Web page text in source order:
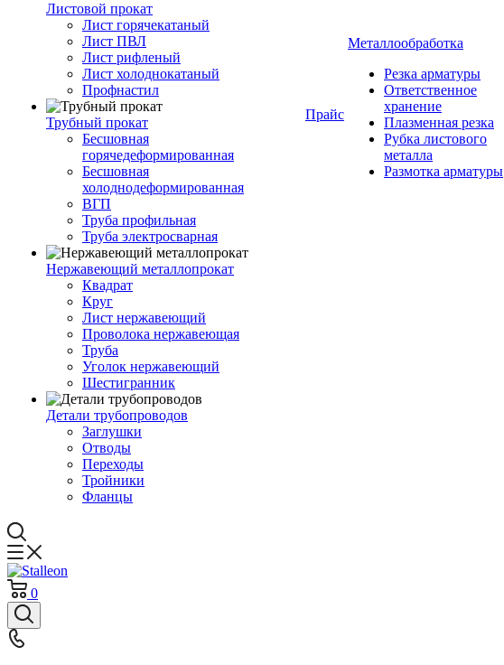
Листовой прокат
Лист горячекатаный
Лист ПВЛ
Лист рифленый
Лист холоднокатаный
Профнастил
Трубный прокат
Бесшовная
горячедеформированная
Бесшовная
холоднодеформированная
ВГП
Труба профильная
Труба электросварная
Нержавеющий металлопрокат
Квадрат
Круг
Лист нержавеющий
Проволока нержавеющая
Труба
Уголок нержавеющий
Шестигранник
Детали трубопроводов
Заглушки
Отводы
Переходы
Тройники
Фланцы
Прайс
Металлообработка
Резка арматуры
Ответственное
хранение
Плазменная резка
Рубка листового
металла
Размотка арматуры
0